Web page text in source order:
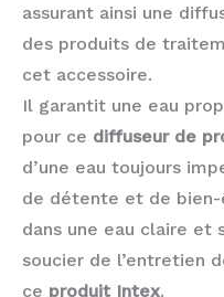
assurant ainsi une
des produits de
cet accessoire.
Il garantit une eau
pour ce diffuseur de
d’une eau toujours
de détente et de
dans une eau claire et
soucier de l’entretien
ce produit Intex.